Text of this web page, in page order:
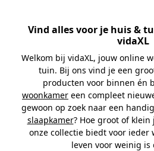
Vind alles voor je huis &
vidaXL
Welkom bij vidaXL, jouw online
tuin. Bij ons vind je een
producten voor binnen én
woonkamer een compleet
gewoon op zoek naar een
slaapkamer? Hoe groot of
onze collectie biedt voor ieder
leven voor weinig is